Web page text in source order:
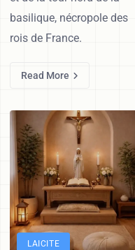
basilique, nécropole des
rois de France.
Read More
LAICITE